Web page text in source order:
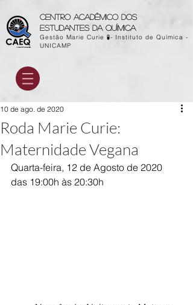
Centro acadêmico dos
estudantes da química
Gestão Marie Curie 🧪- Instituto de Química -
UNICAMP
Roda Marie Curie:
Maternidade Vegana
10 de ago. de 2020
Quarta-feira, 12 de Agosto de 2020
das 19:00h às 20:30h